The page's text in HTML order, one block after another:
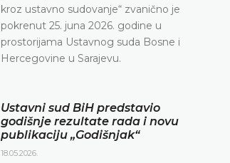
kroz ustavno sudovanje“ zvanično je
pokrenut 25. juna 2026. godine u
prostorijama Ustavnog suda Bosne i
Hercegovine u Sarajevu.
Ustavni sud BiH predstavio
godišnje rezultate rada i novu
publikaciju „Godišnjak“
18.05.2026.